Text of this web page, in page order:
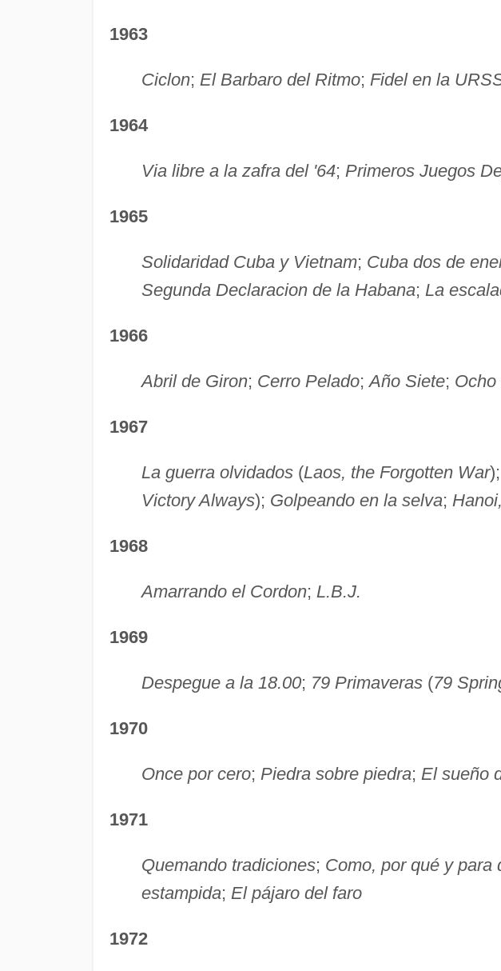
1963
Ciclon; El Barbaro del Ritmo; Fidel en la
1964
Via libre a la zafra del '64; Primeros Juegos
1965
Solidaridad Cuba y Vietnam; Cuba dos de
Segunda Declaracion de la Habana; La
1966
Abril de Giron; Cerro Pelado;Año Siete;
1967
La guerra olvidados(Laos, the Forgotten War);
Victory Always); Golpeando en la selva;
1968
Amarrando el Cordon; L.B.J.
1969
Despegue a la 18.00; 79 Primaveras(79
1970
Once por cero; Piedra sobre piedra; El sueño
1971
Quemando tradiciones; Como, por qué y para
estampida; El pájaro del faro
1972